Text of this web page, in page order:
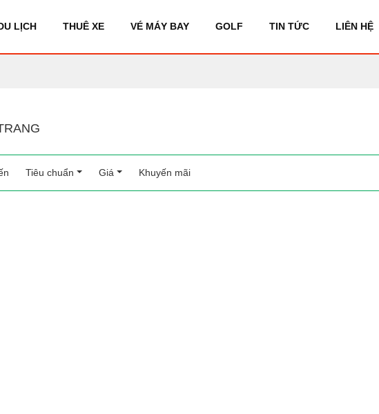
LỊCH THUÊ XE VÉ MÁY BAY GOLF TIN TỨC LIÊN HỆ
(current)
Tiêu chuẩn Giá Khuyến mãi